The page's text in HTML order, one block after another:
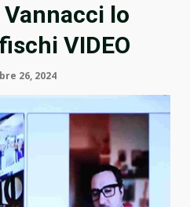
lo
VIDEO
26, 2024